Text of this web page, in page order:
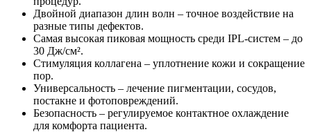
Двойной диапазон длин волн – точное воздействие на
разные типы дефектов.
Самая высокая пиковая мощность среди IPL-систем – до
30 Дж/см².
Стимуляция коллагена – уплотнение кожи и сокращение
пор.
Универсальность – лечение пигментации, сосудов,
постакне и фотоповреждений.
Безопасность – регулируемое контактное охлаждение
для комфорта пациента.